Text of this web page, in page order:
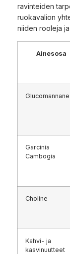
ravinteiden
ruokavalion
niiden rooleja
Ainesosa
Glucomannane
Garcinia
Cambogia
Choline
Kahvi- ja
kasvinuutteet